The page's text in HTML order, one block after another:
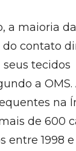
a maioria
contato
tecidos
a OMS.
na
de 600
entre 1998 e